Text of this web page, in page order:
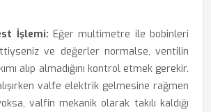
İşlemi: Eğer multimetre ile bobinleri
ve değerler normalse, ventilin
alıp almadığını kontrol etmek gerekir.
valfe elektrik gelmesine rağmen
valfin mekanik olarak takılı kaldığı